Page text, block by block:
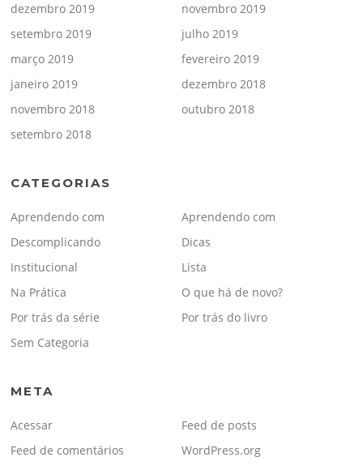
dezembro 2019
novembro 2019
setembro 2019
julho 2019
março 2019
fevereiro 2019
janeiro 2019
dezembro 2018
novembro 2018
outubro 2018
setembro 2018
CATEGORIAS
Aprendendo com
Aprendendo com
Descomplicando
Dicas
Institucional
Lista
Na Prática
O que há de novo?
Por trás da série
Por trás do livro
Sem Categoria
META
Acessar
Feed de posts
Feed de comentários
WordPress.org